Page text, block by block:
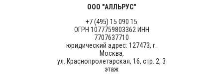
ООО "АЛЛЬРУС"
+7 (495) 15 090 15
ОГРН 1077759803362 ИНН
7707637710
юридический адрес: 127473, г.
Москва,
ул. Краснопролетарская, 16, стр. 2, 3
этаж